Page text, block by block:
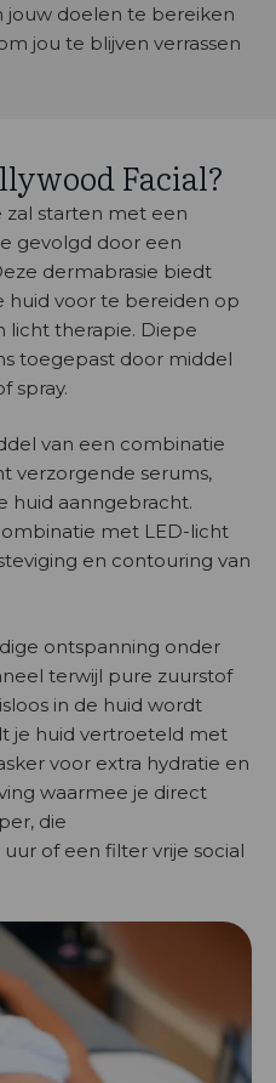
jouw doelen te bereiken
jou te blijven verrassen
Facial?
zal starten met een
gevolgd door een
dermabrasie biedt
huid voor te bereiden op
licht therapie. Diepe
toegepast door middel
spray.
van een combinatie
verzorgende serums,
huid aanngebracht.
met LED-licht
en contouring van
ontspanning onder
terwijl pure zuurstof
in de huid wordt
je huid vertroeteld met
voor extra hydratie en
waarmee je direct
die
of een filter vrije social